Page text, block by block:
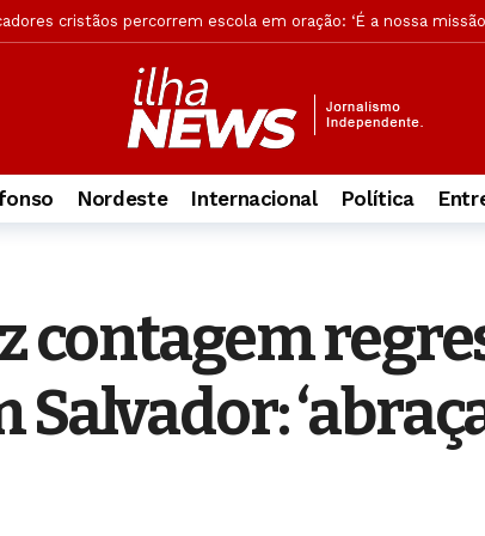
cristãos percorrem escola em oração: ‘É a nossa
grupos têm maior engajamento bíblico e vida espiritual ativa
mas acusação desmonta tese de legítima defesa
reforçam buscas por jovem no Pontal da Barra 1 dia
objetiva do concurso da Guarda Municipal 1 dia atrás
sobre suposto uso de IA em plano de governo de ACM Neto
Kippur e mostra como a data aponta para Jesus 15
Nordeste Internacional Política
contagem